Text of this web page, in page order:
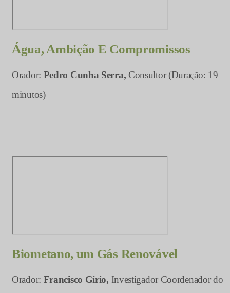
Água, Ambição E Compromissos
Orador: Pedro Cunha Serra, Consultor (Duração: 19
minutos)
Biometano, um Gás Renovável
Orador: Francisco Gírio, Investigador Coordenador do